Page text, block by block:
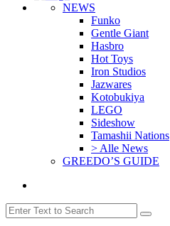
NEWS
Funko
Gentle Giant
Hasbro
Hot Toys
Iron Studios
Jazwares
Kotobukiya
LEGO
Sideshow
Tamashii Nations
> Alle News
GREEDO’S GUIDE